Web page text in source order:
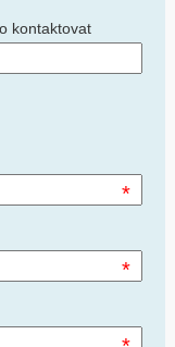
kontaktovat
*
*